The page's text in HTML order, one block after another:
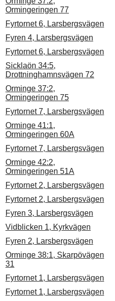
Ormingeringen 77
Fyrtornet 6, Larsbergsvägen
Fyren 4, Larsbergsvägen
Fyrtornet 6, Larsbergsvägen
Sicklaön 34:5,
Drottninghamnsvägen 72
Orminge 37:2,
Ormingeringen 75
Fyrtornet 7, Larsbergsvägen
Orminge 41:1,
Ormingeringen 60A
Fyrtornet 7, Larsbergsvägen
Orminge 42:2,
Ormingeringen 51A
Fyrtornet 2, Larsbergsvägen
Fyrtornet 2, Larsbergsvägen
Fyren 3, Larsbergsvägen
Vidblicken 1, Kyrkvägen
Fyren 2, Larsbergsvägen
Orminge 38:1, Skarpövägen
31
Fyrtornet 1, Larsbergsvägen
Fyrtornet 1, Larsbergsvägen